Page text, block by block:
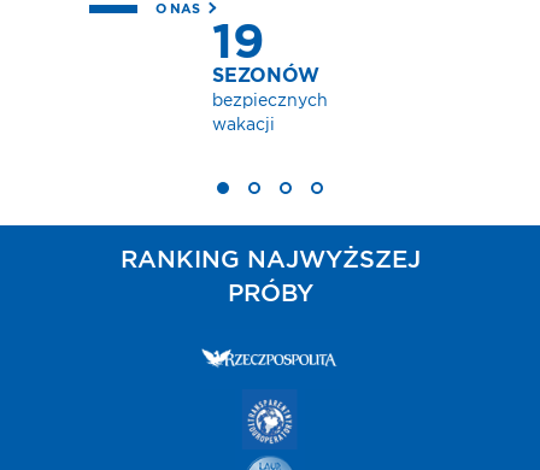
O NAS
SEZONÓW
bezpiecznych
RANKING NAJWYŻSZEJ
PRÓBY